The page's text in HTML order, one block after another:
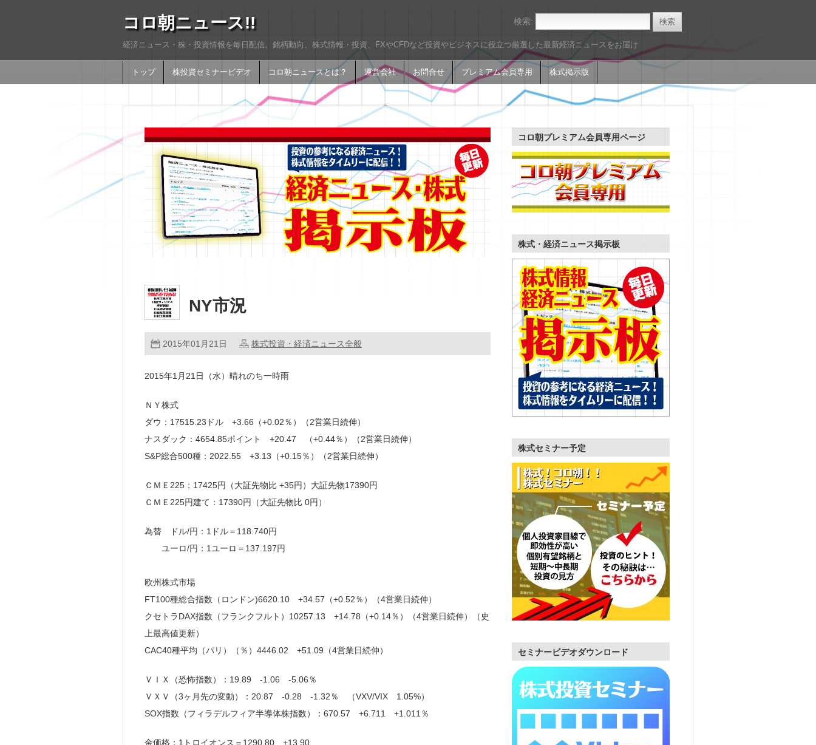
コロ朝ニュース!!
経済ニュース・株・投資情報を毎日配信。銘柄動向、株式情報・投資、FXやCFDなど投資やビジネスに役立つ厳選した最新経済ニュースをお届け
トップ 株投資セミナービデオ コロ朝ニュースとは？ 運営会社 お問合せ プレミアム会員専用 株式掲示版
検索:
NY市況
2015年01月21日 株式投資・経済ニュース全般
2015年1月21日（水）晴れのち一時雨
ＮＹ株式
ダウ：17515.23ドル +3.66（+0.02％）（2営業日続伸）
ナスダック：4654.85ポイント +20.47 （+0.44％）（2営業日続伸）
S&P総合500種：2022.55 +3.13（+0.15％）（2営業日続伸）
ＣＭＥ225：17425円（大証先物比 +35円）大証先物17390円
ＣＭＥ225円建て：17390円（大証先物比 0円）
為替 ドル/円：1ドル＝118.740円
ユーロ/円：1ユーロ＝137.197円
欧州株式市場
FT100種総合指数（ロンドン)6620.10 +34.57（+0.52％）（4営業日続伸）
クセトラDAX指数（フランクフルト）10257.13 +14.78（+0.14％）（4営業日続伸）（史
上最高値更新）
CAC40種平均（パリ）（％）4446.02 +51.09（4営業日続伸）
ＶＩＸ（恐怖指数）：19.89 -1.06 -5.06％
ＶＸＶ（3ヶ月先の変動）：20.87 -0.28 -1.32％ （VXV/VIX 1.05%）
SOX指数（フィラデルフィア半導体株指数）：670.57 +6.711 +1.011％
金価格：1トロイオンス＝1290.80 +13.90
コロ朝プレミアム会員専用ページ
株式・経済ニュース掲示板
株式セミナー予定
セミナービデオダウンロード